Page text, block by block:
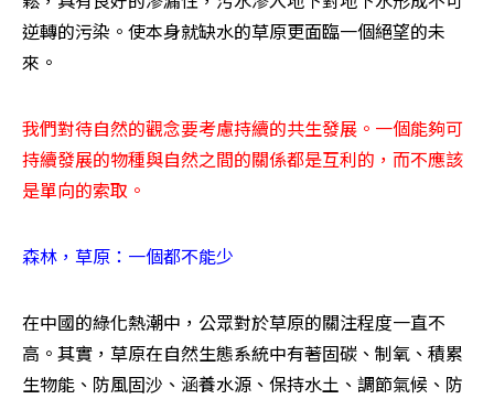
逆轉的污染。使本身就缺水的草原更面臨一個絕望的未
來。
我們對待自然的觀念要考慮持續的共生發展。一個能夠可
持續發展的物種與自然之間的關係都是互利的，而不應該
是單向的索取。
森林，草原：一個都不能少
在中國的綠化熱潮中，公眾對於草原的關注程度一直不
高。其實，草原在自然生態系統中有著固碳、制氧、積累
生物能、防風固沙、涵養水源、保持水土、調節氣候、防